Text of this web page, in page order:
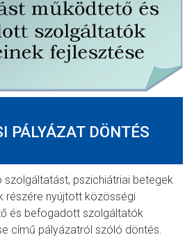
PÁLYÁZAT DÖNTÉS
pszichiátriai betegek
részére nyújtott közösségi
és befogadott szolgáltatók
című pályázatról szóló döntés.